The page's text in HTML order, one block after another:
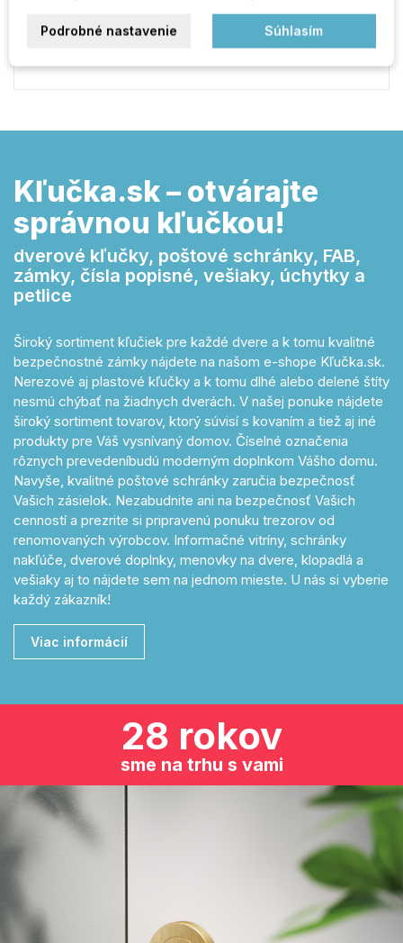
Buďte prvý kto napíše recenziu
Kľučka.sk – otvárajte
správnou kľučkou!
dverové kľučky, poštové schránky, FAB,
zámky, čísla popisné, vešiaky, úchytky a
petlice
Široký sortiment kľučiek pre každé dvere a k tomu kvalitné
bezpečnostné zámky nájdete na našom e-shope Kľučka.sk.
Nerezové aj plastové kľučky a k tomu dlhé alebo delené štíty
nesmú chýbať na žiadnych dverách. V našej ponuke nájdete
široký sortiment tovarov, ktorý súvisí s kovaním a tiež aj iné
produkty pre Váš vysnívaný domov. Číselné označenia
rôznych prevedeníbudú moderným doplnkom Vášho domu.
Navyše, kvalitné poštové schránky zaručia bezpečnosť
Vašich zásielok. Nezabudnite ani na bezpečnosť Vašich
cenností a prezrite si pripravenú ponuku trezorov od
renomovaných výrobcov. Informačné vitríny, schránky
nakľúče, dverové doplnky, menovky na dvere, klopadlá a
vešiaky aj to nájdete sem na jednom mieste. U nás si vyberie
každý zákazník!
Viac informácií
28 rokov
sme na trhu s vami
Podrobné nastavenie Súhlasím